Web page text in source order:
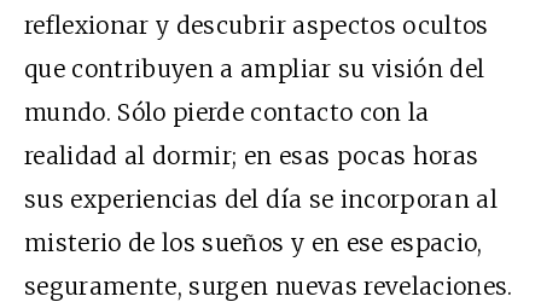
reflexionar y descubrir aspectos ocultos
que contribuyen a ampliar su visión del
mundo. Sólo pierde contacto con la
realidad al dormir; en esas pocas horas
sus experiencias del día se incorporan al
misterio de los sueños y en ese espacio,
seguramente, surgen nuevas revelaciones.